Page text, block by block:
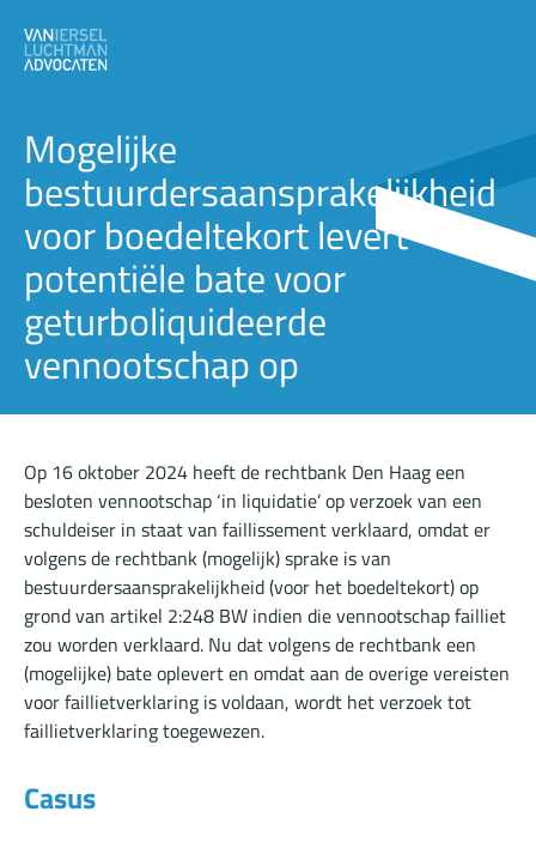
Mogelijke
bestuurdersaansprakelijkheid
voor boedeltekort levert
potentiële bate voor
geturboliquideerde
vennootschap op
Op 16 oktober 2024 heeftde rechtbank Den Haageen
besloten vennootschap ‘in liquidatie’ op verzoek van een
schuldeiser in staat van faillissement verklaard, omdat er
volgens de rechtbank (mogelijk) sprake is van
bestuurdersaansprakelijkheid (voor het boedeltekort) op
grond van artikel 2:248 BW indien die vennootschap failliet
zou worden verklaard. Nu dat volgens de rechtbank een
(mogelijke) bate oplevert en omdat aan de overige vereisten
voor faillietverklaring is voldaan, wordt het verzoek tot
faillietverklaring toegewezen.
Casus